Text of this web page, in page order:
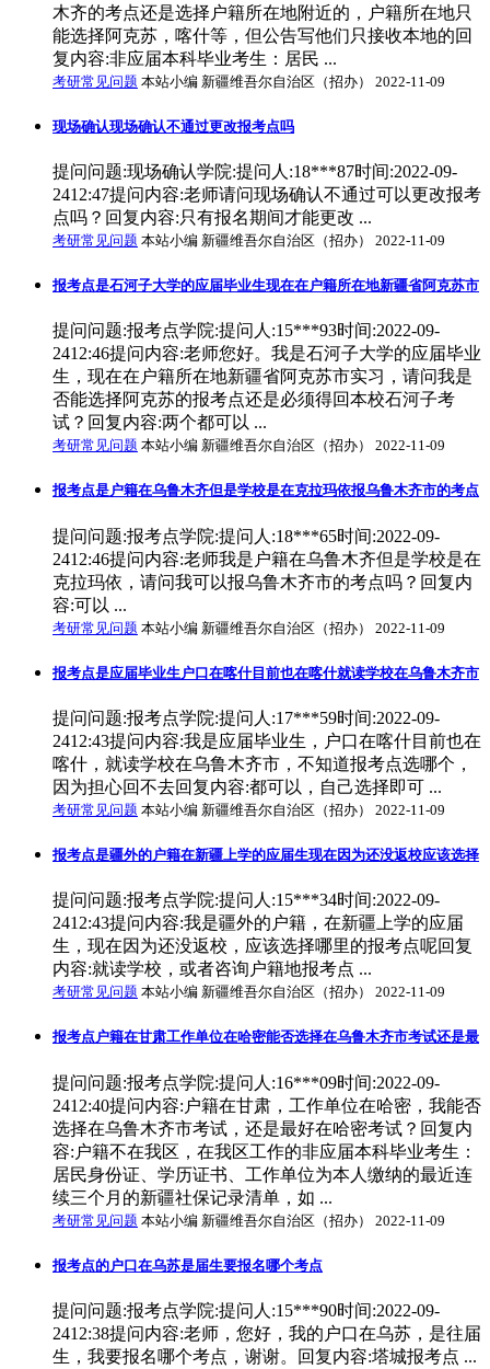
木齐的考点还是选择户籍所在地附近的，户籍所在地只
能选择阿克苏，喀什等，但公告写他们只接收本地的回
复内容:非应届本科毕业考生：居民 ...
考研常见问题 本站小编 新疆维吾尔自治区（招办） 2022-11-09
现场确认现场确认不通过更改报考点吗
提问问题:现场确认学院:提问人:18***87时间:2022-09-
2412:47提问内容:老师请问现场确认不通过可以更改报考
点吗？回复内容:只有报名期间才能更改 ...
考研常见问题 本站小编 新疆维吾尔自治区（招办） 2022-11-09
报考点是石河子大学的应届毕业生现在在户籍所在地新疆省阿克苏市
提问问题:报考点学院:提问人:15***93时间:2022-09-
2412:46提问内容:老师您好。我是石河子大学的应届毕业
生，现在在户籍所在地新疆省阿克苏市实习，请问我是
否能选择阿克苏的报考点还是必须得回本校石河子考
试？回复内容:两个都可以 ...
考研常见问题 本站小编 新疆维吾尔自治区（招办） 2022-11-09
报考点是户籍在乌鲁木齐但是学校是在克拉玛依报乌鲁木齐市的考点
提问问题:报考点学院:提问人:18***65时间:2022-09-
2412:46提问内容:老师我是户籍在乌鲁木齐但是学校是在
克拉玛依，请问我可以报乌鲁木齐市的考点吗？回复内
容:可以 ...
考研常见问题 本站小编 新疆维吾尔自治区（招办） 2022-11-09
报考点是应届毕业生户口在喀什目前也在喀什就读学校在乌鲁木齐市
提问问题:报考点学院:提问人:17***59时间:2022-09-
2412:43提问内容:我是应届毕业生，户口在喀什目前也在
喀什，就读学校在乌鲁木齐市，不知道报考点选哪个，
因为担心回不去回复内容:都可以，自己选择即可 ...
考研常见问题 本站小编 新疆维吾尔自治区（招办） 2022-11-09
报考点是疆外的户籍在新疆上学的应届生现在因为还没返校应该选择
提问问题:报考点学院:提问人:15***34时间:2022-09-
2412:43提问内容:我是疆外的户籍，在新疆上学的应届
生，现在因为还没返校，应该选择哪里的报考点呢回复
内容:就读学校，或者咨询户籍地报考点 ...
考研常见问题 本站小编 新疆维吾尔自治区（招办） 2022-11-09
报考点户籍在甘肃工作单位在哈密能否选择在乌鲁木齐市考试还是最
提问问题:报考点学院:提问人:16***09时间:2022-09-
2412:40提问内容:户籍在甘肃，工作单位在哈密，我能否
选择在乌鲁木齐市考试，还是最好在哈密考试？回复内
容:户籍不在我区，在我区工作的非应届本科毕业考生：
居民身份证、学历证书、工作单位为本人缴纳的最近连
续三个月的新疆社保记录清单，如 ...
考研常见问题 本站小编 新疆维吾尔自治区（招办） 2022-11-09
报考点的户口在乌苏是届生要报名哪个考点
提问问题:报考点学院:提问人:15***90时间:2022-09-
2412:38提问内容:老师，您好，我的户口在乌苏，是往届
生，我要报名哪个考点，谢谢。回复内容:塔城报考点 ...